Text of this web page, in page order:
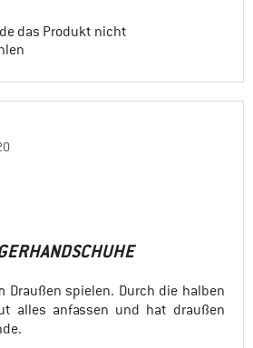
das Produkt nicht
Draußen spielen. Durch die halben
alles anfassen und hat draußen